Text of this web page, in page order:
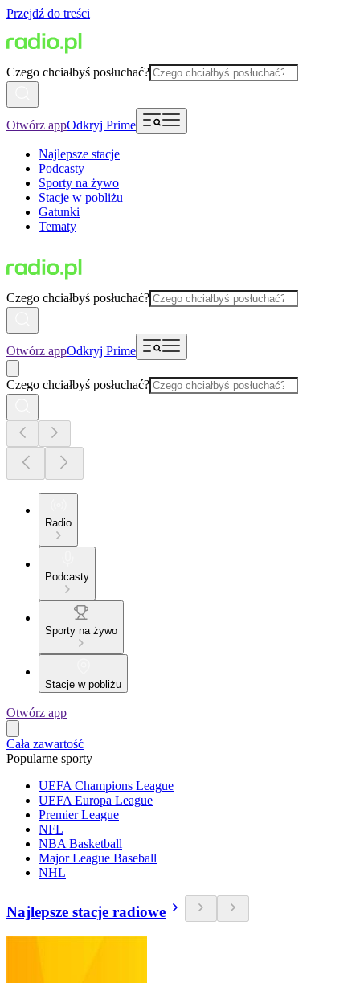
Przejdź do treści
Czego chciałbyś posłuchać?
Otwórz appOdkryj Prime
Najlepsze stacje
Podcasty
Sporty na żywo
Stacje w pobliżu
Gatunki
Tematy
Czego chciałbyś posłuchać?
Otwórz appOdkryj Prime
Czego chciałbyś posłuchać?
Radio
Podcasty
Sporty na żywo
Stacje w pobliżu
Otwórz app
Cała zawartość
Popularne sporty
UEFA Champions League
UEFA Europa League
Premier League
NFL
NBA Basketball
Major League Baseball
NHL
Najlepsze stacje radiowe